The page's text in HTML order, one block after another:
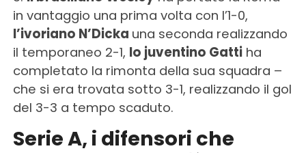
in vantaggio una prima volta con l’1-0,
l’ivoriano N’Dicka una seconda realizzando
il temporaneo 2-1, lo juventino Gattiha
completato la rimonta della sua squadra –
che si era trovata sotto 3-1, realizzando il gol
del 3-3 a tempo scaduto.
Serie A, i difensori che